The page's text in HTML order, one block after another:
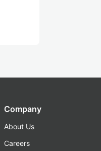
Company
About Us
Careers